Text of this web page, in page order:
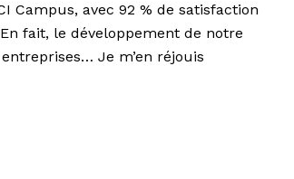
Campus, avec 92 % de satisfaction
fait, le développement de notre
Je m’en réjouis